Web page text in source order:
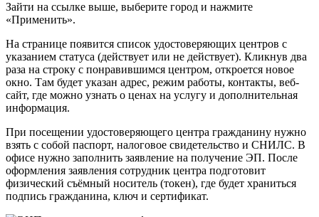
Зайти на ссылке выше, выберите город и нажмите
«Применить».
На странице появится список удостоверяющих центров с
указанием статуса (действует или не действует). Кликнув два
раза на строку с понравившимся центром, откроется новое
окно. Там будет указан адрес, режим работы, контакты, веб-
сайт, где можно узнать о ценах на услугу и дополнительная
информация.
При посещении удостоверяющего центра гражданину нужно
взять с собой паспорт, налоговое свидетельство и СНИЛС. В
офисе нужно заполнить заявление на получение ЭП. После
оформления заявления сотрудник центра подготовит
физический съёмный носитель (токен), где будет храниться
подпись гражданина, ключ и сертификат.